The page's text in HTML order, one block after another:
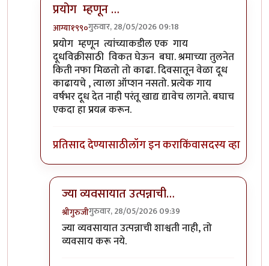
प्रयोग म्हणून …
आग्या१९९०गुरुवार, 28/05/2026 09:18
In reply to दूध काढून विकता येईल.
प्रयोग म्हणून त्यांच्याकडील एक गाय
दूधविक्रीसाठी विकत घेऊन बघा. श्रमाच्या तुलनेत
किती नफा मिळतो तो काढा. दिवसातून वेळा दूध
काढायचे , त्याला ऑप्शन नसतो. प्रत्येक गाय
वर्षभर दूध देत नाही परंतू खाद्य द्यावेच लागते. बघाच
एकदा हा प्रयत्न करून.
प्रतिसाद देण्यासाठीलॉग इन कराकिंवासदस्य व्हा
ज्या व्यवसायात उत्पन्नाची…
श्रीगुरुजीगुरुवार, 28/05/2026 09:39
In reply toप्रयोग म्हणून …byआग्या१९९०
ज्या व्यवसायात उत्पन्नाची शाश्वती नाही, तो
व्यवसाय करू नये.